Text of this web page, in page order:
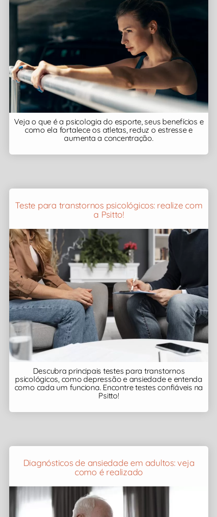
Veja o que é a psicologia do esporte, seus benefícios e
como ela fortalece os atletas, reduz o estresse e
aumenta a concentração.
Teste para transtornos psicológicos: realize com
a Psitto!
Descubra principais testes para transtornos
psicológicos, como depressão e ansiedade e entenda
como cada um funciona. Encontre testes confiáveis na
Psitto!
Diagnósticos de ansiedade em adultos: veja
como é realizado